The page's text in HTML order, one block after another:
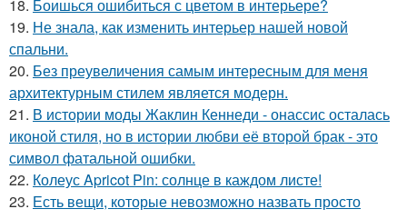
18. Боишься ошибиться с цветом в интерьере?
19. Не знала, как изменить интерьер нашей новой
спальни.
20. Без преувеличения самым интересным для меня
архитектурным стилем является модерн.
21. В истории моды Жаклин Кеннеди - онассис осталась
иконой стиля, но в истории любви её второй брак - это
символ фатальной ошибки.
22. Колеус Apricot Pin: солнце в каждом листе!
23. Есть вещи, которые невозможно назвать просто